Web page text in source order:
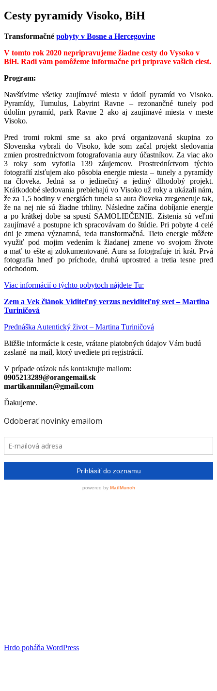
Cesty pyramídy Visoko, BiH
Transformačné pobyty v Bosne a Hercegovine
V tomto rok 2020 nepripravujeme žiadne cesty do Vysoko v
BiH. Radi vám pomôžeme informačne pri príprave vašich ciest.
Program:
Navštívime všetky zaujímavé miesta v údolí pyramíd vo Visoko.
Pyramídy, Tumulus, Labyrint Ravne – rezonančné tunely pod
údolím pyramíd, park Ravne 2 ako aj zaujímavé miesta v meste
Visoko.
Pred tromi rokmi sme sa ako prvá organizovaná skupina zo
Slovenska vybrali do Visoko, kde som začal projekt sledovania
zmien prostredníctvom fotografovania aury účastníkov. Za viac ako
3 roky som vyfotila 139 záujemcov. Prostredníctvom týchto
fotografií zisťujem ako pôsobia energie miesta – tunely a pyramídy
na človeka. Jedná sa o jedinečný a jediný dlhodobý projekt.
Krátkodobé sledovania prebiehajú vo Visoko už roky a ukázali nám,
že za 1,5 hodiny v energiách tunela sa aura človeka zregeneruje tak,
že na nej nie sú žiadne trhliny. Následne začína dobíjanie energie
a po krátkej dobe sa spustí SAMOLIEČENIE. Zistenia sú veľmi
zaujímavé a postupne ich spracovávam do štúdie. Pri pobyte 4 celé
dni je zmena významná, teda transformačná. Tieto energie môžete
využiť pod mojim vedením k žiadanej zmene vo svojom živote
a mať to ešte aj zdokumentované. Aura sa fotografuje tri krát. Prvá
fotografia hneď po príchode, druhá uprostred a tretia tesne pred
odchodom.
Viac informácií o týchto pobytoch nájdete Tu:
Zem a Vek článok Viditeľný verzus neviditeľný svet – Martina
Turiničová
Prednáška Autentický život – Martina Turiničová
Bližšie informácie k ceste, vrátane platobných údajov Vám budú
zaslané na mail, ktorý uvediete pri registrácií.
V prípade otázok nás kontaktujte mailom:
0905213289@orangemail.sk
martikanmilan@gmail.com
Ďakujeme.
Hrdo poháňa WordPress